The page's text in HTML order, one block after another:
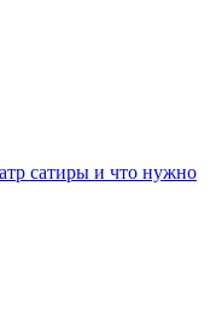
сатиры и что нужно